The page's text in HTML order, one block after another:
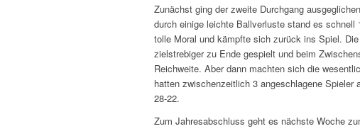
Zunächst ging der zweite Durchgang
durch einige leichte Ballverluste stand es
tolle Moral und kämpfte sich zurück ins Spiel.
zielstrebiger zu Ende gespielt und beim
Reichweite. Aber dann machten sich die
hatten zwischenzeitlich 3 angeschlagene
28-22.
Zum Jahresabschluss geht es nächste Woche